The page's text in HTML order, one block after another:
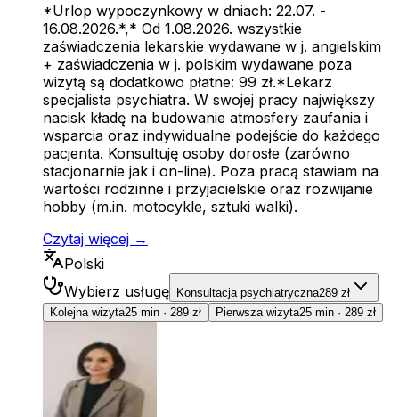
*Urlop wypoczynkowy w dniach: 22.07. -
16.08.2026.*,* Od 1.08.2026. wszystkie
zaświadczenia lekarskie wydawane w j. angielskim
+ zaświadczenia w j. polskim wydawane poza
wizytą są dodatkowo płatne: 99 zł.*Lekarz
specjalista psychiatra. W swojej pracy największy
nacisk kładę na budowanie atmosfery zaufania i
wsparcia oraz indywidualne podejście do każdego
pacjenta. Konsultuję osoby dorosłe (zarówno
stacjonarnie jak i on-line). Poza pracą stawiam na
wartości rodzinne i przyjacielskie oraz rozwijanie
hobby (m.in. motocykle, sztuki walki).
Czytaj więcej →
Polski
Wybierz usługę
Konsultacja psychiatryczna289 zł
Kolejna wizyta25 min · 289 zł Pierwsza wizyta25 min · 289 zł